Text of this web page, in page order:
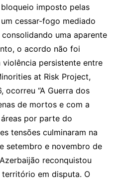
imposto pelas
cessar-fogo mediado
uma aparente
o acordo não foi
persistente entre
at Risk Project,
ocorreu “A Guerra dos
de mortos e com a
por parte do
tensões culminaram na
setembro e novembro de
reconquistou
em disputa. O